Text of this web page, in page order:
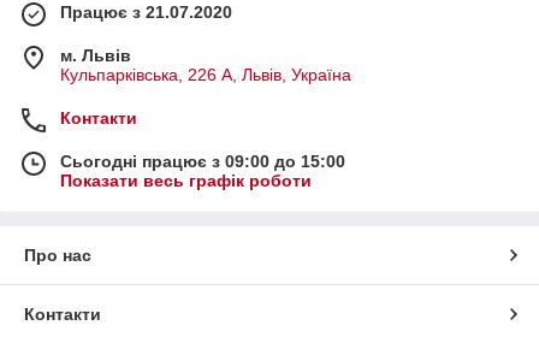
Працює з 21.07.2020
м. Львів
Кульпарківська, 226 А, Львів, Україна
Контакти
Сьогодні працює з 09:00 до 15:00
Показати весь графік роботи
Про нас
Контакти